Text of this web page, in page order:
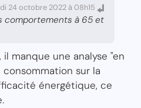
24 octobre 2022 à 08h15
comportements à 65 et
manque une analyse "en
sur la
énergétique, ce